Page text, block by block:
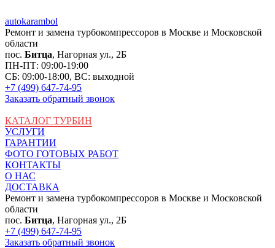
autokarambol
Ремонт и замена турбокомпрессоров в Москве и Московской
области
пос. Битца, Нагорная ул., 2Б
ПН-ПТ: 09:00-19:00
СБ: 09:00-18:00, ВС: выходной
+7 (499) 647-74-95
Заказать обратный звонок
КАТАЛОГ ТУРБИН
УСЛУГИ
ГАРАНТИИ
ФОТО ГОТОВЫХ РАБОТ
КОНТАКТЫ
О НАС
ДОСТАВКА
Ремонт и замена турбокомпрессоров в Москве и Московской
области
пос. Битца, Нагорная ул., 2Б
+7 (499) 647-74-95
Заказать обратный звонок